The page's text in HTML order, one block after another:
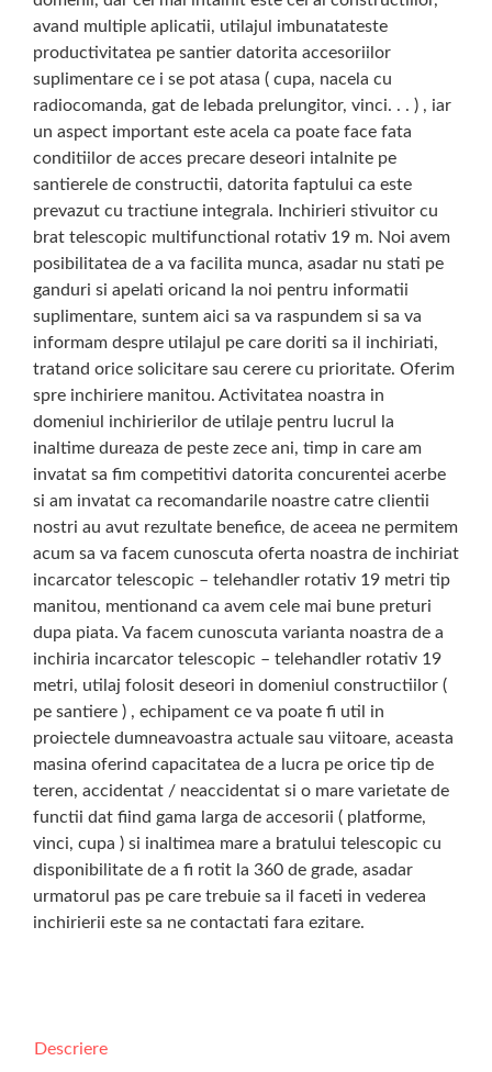
avand multiple aplicatii, utilajul imbunatateste
productivitatea pe santier datorita accesoriilor
suplimentare ce i se pot atasa ( cupa, nacela cu
radiocomanda, gat de lebada prelungitor, vinci. . . ) , iar
un aspect important este acela ca poate face fata
conditiilor de acces precare deseori intalnite pe
santierele de constructii, datorita faptului ca este
prevazut cu tractiune integrala. Inchirieri stivuitor cu
brat telescopic multifunctional rotativ 19 m. Noi avem
posibilitatea de a va facilita munca, asadar nu stati pe
ganduri si apelati oricand la noi pentru informatii
suplimentare, suntem aici sa va raspundem si sa va
informam despre utilajul pe care doriti sa il inchiriati,
tratand orice solicitare sau cerere cu prioritate. Oferim
spre inchiriere manitou. Activitatea noastra in
domeniul inchirierilor de utilaje pentru lucrul la
inaltime dureaza de peste zece ani, timp in care am
invatat sa fim competitivi datorita concurentei acerbe
si am invatat ca recomandarile noastre catre clientii
nostri au avut rezultate benefice, de aceea ne permitem
acum sa va facem cunoscuta oferta noastra de inchiriat
incarcator telescopic – telehandler rotativ 19 metri tip
manitou, mentionand ca avem cele mai bune preturi
dupa piata. Va facem cunoscuta varianta noastra de a
inchiria incarcator telescopic – telehandler rotativ 19
metri, utilaj folosit deseori in domeniul constructiilor (
pe santiere ) , echipament ce va poate fi util in
proiectele dumneavoastra actuale sau viitoare, aceasta
masina oferind capacitatea de a lucra pe orice tip de
teren, accidentat / neaccidentat si o mare varietate de
functii dat fiind gama larga de accesorii ( platforme,
vinci, cupa ) si inaltimea mare a bratului telescopic cu
disponibilitate de a fi rotit la 360 de grade, asadar
urmatorul pas pe care trebuie sa il faceti in vederea
inchirierii este sa ne contactati fara ezitare.
Descriere